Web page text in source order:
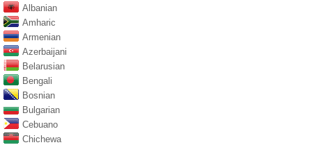
Albanian
Amharic
Armenian
Azerbaijani
Belarusian
Bengali
Bosnian
Bulgarian
Cebuano
Chichewa